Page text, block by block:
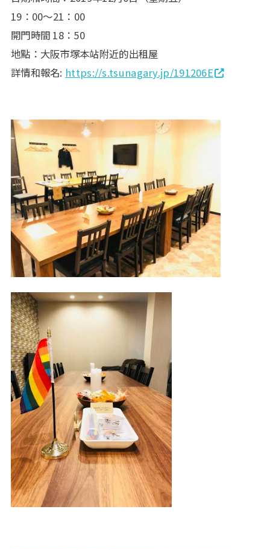
19：00～21：00
開門時間 18：50
地點：大阪市塚本站附近的出租屋
詳情和報名: https://s.tsunagary.jp/191206E